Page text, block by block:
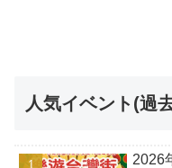
人気イベント(過
2026